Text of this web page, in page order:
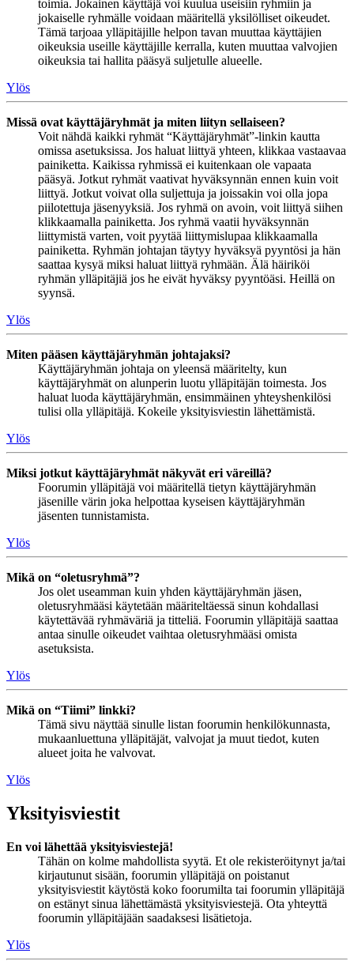
toimia. Jokainen käyttäjä voi kuulua useisiin ryhmiin ja
jokaiselle ryhmälle voidaan määritellä yksilölliset oikeudet.
Tämä tarjoaa ylläpitäjille helpon tavan muuttaa käyttäjien
oikeuksia useille käyttäjille kerralla, kuten muuttaa valvojien
oikeuksia tai hallita pääsyä suljetulle alueelle.
Ylös
Missä ovat käyttäjäryhmät ja miten liityn sellaiseen?
Voit nähdä kaikki ryhmät “Käyttäjäryhmät”-linkin kautta
omissa asetuksissa. Jos haluat liittyä yhteen, klikkaa vastaavaa
painiketta. Kaikissa ryhmissä ei kuitenkaan ole vapaata
pääsyä. Jotkut ryhmät vaativat hyväksynnän ennen kuin voit
liittyä. Jotkut voivat olla suljettuja ja joissakin voi olla jopa
piilotettuja jäsenyyksiä. Jos ryhmä on avoin, voit liittyä siihen
klikkaamalla painiketta. Jos ryhmä vaatii hyväksynnän
liittymistä varten, voit pyytää liittymislupaa klikkaamalla
painiketta. Ryhmän johtajan täytyy hyväksyä pyyntösi ja hän
saattaa kysyä miksi haluat liittyä ryhmään. Älä häiriköi
ryhmän ylläpitäjiä jos he eivät hyväksy pyyntöäsi. Heillä on
syynsä.
Ylös
Miten pääsen käyttäjäryhmän johtajaksi?
Käyttäjäryhmän johtaja on yleensä määritelty, kun
käyttäjäryhmät on alunperin luotu ylläpitäjän toimesta. Jos
haluat luoda käyttäjäryhmän, ensimmäinen yhteyshenkilösi
tulisi olla ylläpitäjä. Kokeile yksityisviestin lähettämistä.
Ylös
Miksi jotkut käyttäjäryhmät näkyvät eri väreillä?
Foorumin ylläpitäjä voi määritellä tietyn käyttäjäryhmän
jäsenille värin joka helpottaa kyseisen käyttäjäryhmän
jäsenten tunnistamista.
Ylös
Mikä on “oletusryhmä”?
Jos olet useamman kuin yhden käyttäjäryhmän jäsen,
oletusryhmääsi käytetään määriteltäessä sinun kohdallasi
käytettävää ryhmäväriä ja titteliä. Foorumin ylläpitäjä saattaa
antaa sinulle oikeudet vaihtaa oletusryhmääsi omista
asetuksista.
Ylös
Mikä on “Tiimi” linkki?
Tämä sivu näyttää sinulle listan foorumin henkilökunnasta,
mukaanluettuna ylläpitäjät, valvojat ja muut tiedot, kuten
alueet joita he valvovat.
Ylös
Yksityisviestit
En voi lähettää yksityisviestejä!
Tähän on kolme mahdollista syytä. Et ole rekisteröitynyt ja/tai
kirjautunut sisään, foorumin ylläpitäjä on poistanut
yksityisviestit käytöstä koko foorumilta tai foorumin ylläpitäjä
on estänyt sinua lähettämästä yksityisviestejä. Ota yhteyttä
foorumin ylläpitäjään saadaksesi lisätietoja.
Ylös